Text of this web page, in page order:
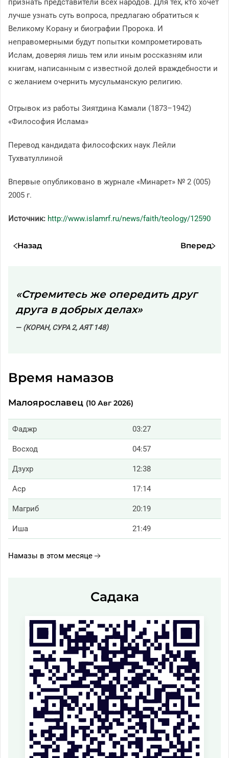
признать представители всех народов. Для тех, кто хочет
лучше узнать суть вопроса, предлагаю обратиться к
Великому Корану и биографии Пророка. И
неправомерными будут попытки компрометировать
Ислам, доверяя лишь тем или иным россказням или
книгам, написанным с известной долей враждебности и
с желанием очернить мусульманскую религию.
Отрывок из работы Зиятдина Камали (1873–1942)
«Философия Ислама»
Перевод кандидата философских наук Лейли
Тухватуллиной
Впервые опубликовано в журнале «Минарет» № 2 (005)
2005 г.
Источник: http://www.islamrf.ru/news/faith/teology/12590
Назад Вперед
«Стремитесь же опередить друг
друга в добрых делах»
(КОРАН, СУРА 2, АЯТ 148)
Время намазов
Малоярославец (10 Авг 2026)
Фаджр 03:27
Восход 04:57
Дзухр 12:38
Аср 17:14
Магриб 20:19
Иша 21:49
Намазы в этом месяце
Садака